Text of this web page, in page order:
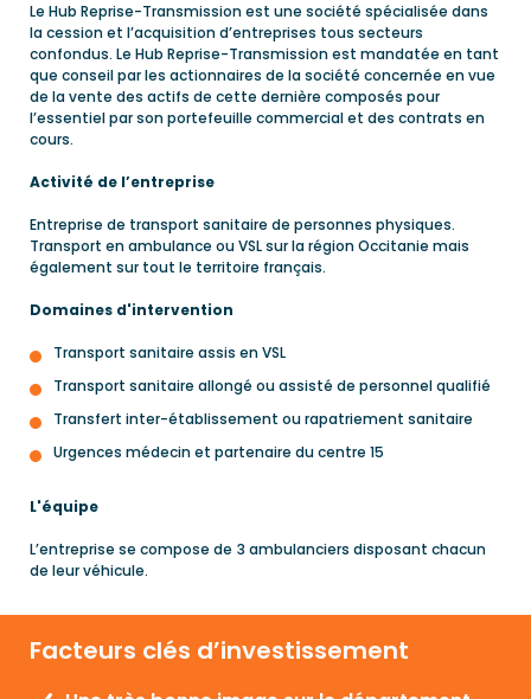
Le Hub Reprise-Transmission est une société spécialisée dans
la cession et l’acquisition d’entreprises tous secteurs
confondus. Le Hub Reprise-Transmission est mandatée en tant
que conseil par les actionnaires de la société concernée en vue
de la vente des actifs de cette dernière composés pour
l’essentiel par son portefeuille commercial et des contrats en
cours.
Activité de l’entreprise
Entreprise de transport sanitaire de personnes physiques.
Transport en ambulance ou VSL sur la région Occitanie mais
également sur tout le territoire français.
Domaines d'intervention
Transport sanitaire assis en VSL
Transport sanitaire allongé ou assisté de personnel qualifié
Transfert inter-établissement ou rapatriement sanitaire
Urgences médecin et partenaire du centre 15
L'équipe
L’entreprise se compose de 3 ambulanciers disposant chacun
de leur véhicule.
Facteurs clés d’investissement